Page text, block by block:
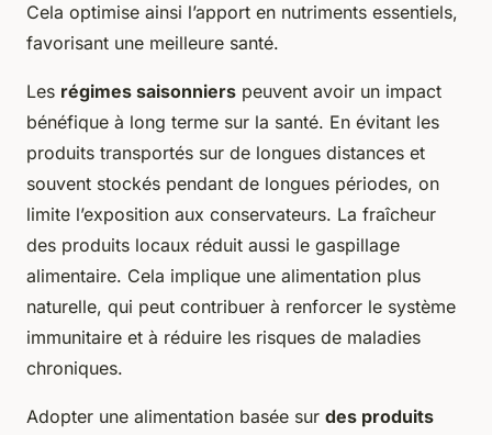
Cela optimise ainsi l’apport en nutriments essentiels,
favorisant une meilleure santé.
Les régimes saisonniers peuvent avoir un impact
bénéfique à long terme sur la santé. En évitant les
produits transportés sur de longues distances et
souvent stockés pendant de longues périodes, on
limite l’exposition aux conservateurs. La fraîcheur
des produits locaux réduit aussi le gaspillage
alimentaire. Cela implique une alimentation plus
naturelle, qui peut contribuer à renforcer le système
immunitaire et à réduire les risques de maladies
chroniques.
Adopter une alimentation basée sur des produits